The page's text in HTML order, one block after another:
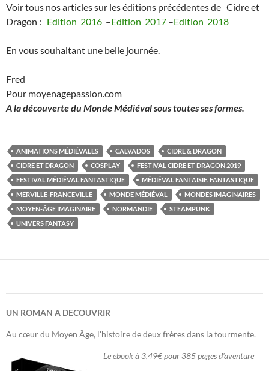
Voir tous nos articles sur les éditions précédentes de Cidre et
Dragon : Edition 2016 –Edition 2017 –Edition 2018
En vous souhaitant une belle journée.
Fred
Pour moyenagepassion.com
A la découverte du Monde Médiéval sous toutes ses formes.
ANIMATIONS MÉDIÉVALES CALVADOS
CIDRE & DRAGON
CIDRE ET DRAGON
COSPLAY
FESTIVAL CIDRE ET DRAGON 2019
FESTIVAL MÉDIÉVAL FANTASTIQUE
MÉDIÉVAL FANTAISIE. FANTASTIQUE
MERVILLE-FRANCEVILLE
MONDE MÉDIÉVAL
MONDES IMAGINAIRES
MOYEN-ÂGE IMAGINAIRE
NORMANDIE
STEAMPUNK
UNIVERS FANTASY
UN ROMAN A DECOUVRIR
Au cœur du Moyen Âge, l'histoire de deux frères dans la tourmente.
Le ebook à 3,49€ pour 385 pages d'aventure